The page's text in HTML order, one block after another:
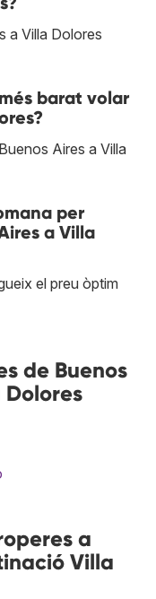
a Villa Dolores
barat volar
Aires a Villa
per
a Villa
el preu òptim
de Buenos
a
Villa